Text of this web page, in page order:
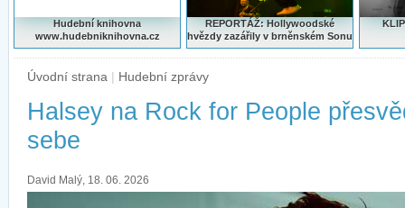
Hudební knihovna
www.hudebniknihovna.cz
REPORTÁŽ: Hollywoodské
hvězdy zazářily v brněnském Sonu
Úvodní strana | Hudební zprávy
Halsey na Rock for People
sebe
David Malý, 18. 06. 2026